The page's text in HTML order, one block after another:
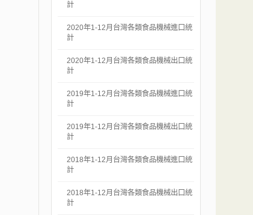
計
2020年1-12月台灣各類食品機械進口統
計
2020年1-12月台灣各類食品機械出口統
計
2019年1-12月台灣各類食品機械進口統
計
2019年1-12月台灣各類食品機械出口統
計
2018年1-12月台灣各類食品機械進口統
計
2018年1-12月台灣各類食品機械出口統
計